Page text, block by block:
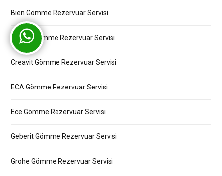
Bien Gömme Rezervuar Servisi
Bocchi Gömme Rezervuar Servisi
Creavit Gömme Rezervuar Servisi
ECA Gömme Rezervuar Servisi
Ece Gömme Rezervuar Servisi
Geberit Gömme Rezervuar Servisi
Grohe Gömme Rezervuar Servisi